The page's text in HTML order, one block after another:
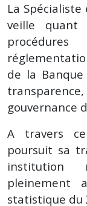
La Spécialiste
veille
de la
gouvernance
A travers ce
poursuit sa
institution
pleinement
statistique du